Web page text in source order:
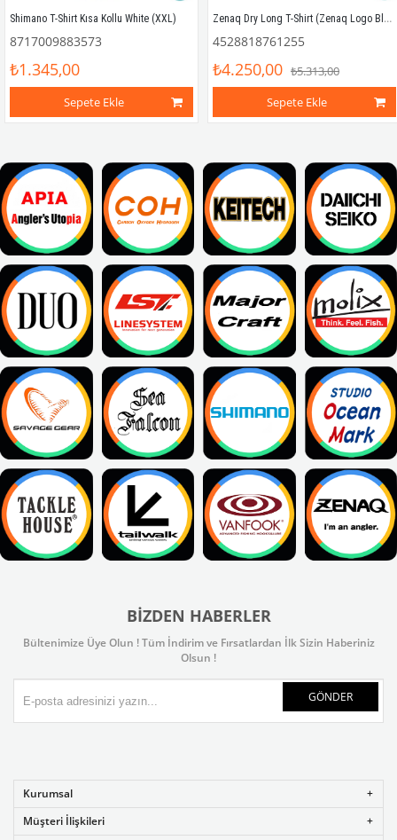
Shimano T-Shirt Kısa Kollu White (XXL)
8717009883573
₺1.345,00
Sepete Ekle
Zenaq Dry Long T-Shirt (Zenaq Logo Black / M)
4528818761255
₺4.250,00 ₺5.313,00
Sepete Ekle
BIZDEN HABERLER
Bültenimize Üye Olun ! Tüm İndirim ve Fırsatlardan İlk Sizin Haberiniz
Olsun !
GÖNDER
Kurumsal
Müşteri İlişkileri